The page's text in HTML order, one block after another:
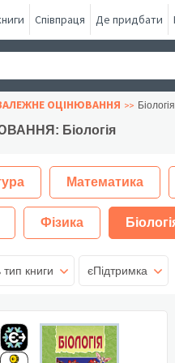
Співпраця Де придбати
ОЦІНЮВАННЯ Біологія
Біологія
Математика
Фізика
тип книги єПідтримка